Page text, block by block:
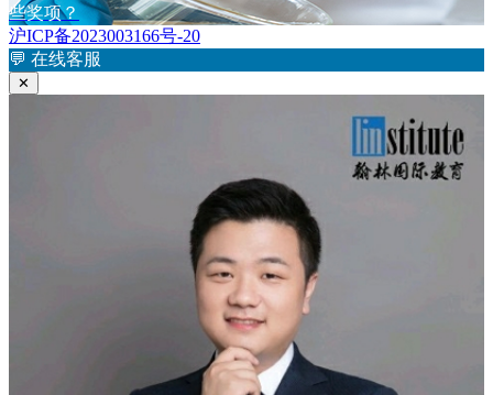
导
航
章：
篇
文
章：
些奖项？
沪ICP备2023003166号-20
💬 在线客服
✕